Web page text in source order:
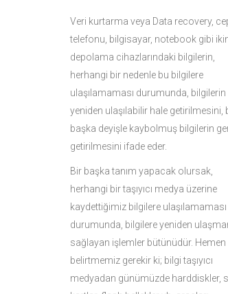
Veri kurtarma veya Data recovery,
telefonu, bilgisayar, notebook gibi
depolama cihazlarındaki bilgilerin,
herhangi bir nedenle bu bilgilere
ulaşılamaması durumunda, bilgilerin
yeniden ulaşılabilir hale getirilmesini,
başka deyişle kaybolmuş bilgilerin
getirilmesini ifade eder.
Bir başka tanım yapacak olursak,
herhangi bir taşıyıcı medya üzerine
kaydettiğimiz bilgilere ulaşılamaması
durumunda, bilgilere yeniden
sağlayan işlemler bütünüdür. Hemen
belirtmemiz gerekir ki; bilgi taşıyıcı
medyadan günümüzde harddiskler,